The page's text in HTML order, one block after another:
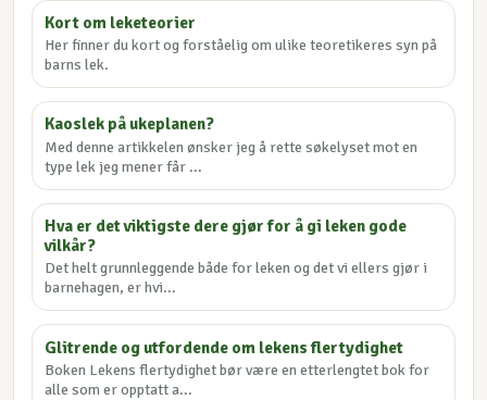
Kort om leketeorier
Her finner du kort og forståelig om ulike teoretikeres syn på
barns lek.
Kaoslek på ukeplanen?
Med denne artikkelen ønsker jeg å rette søkelyset mot en
type lek jeg mener får ...
Hva er det viktigste dere gjør for å gi leken gode
vilkår?
Det helt grunnleggende både for leken og det vi ellers gjør i
barnehagen, er hvi...
Glitrende og utfordende om lekens flertydighet
Boken Lekens flertydighet bør være en etterlengtet bok for
alle som er opptatt a...